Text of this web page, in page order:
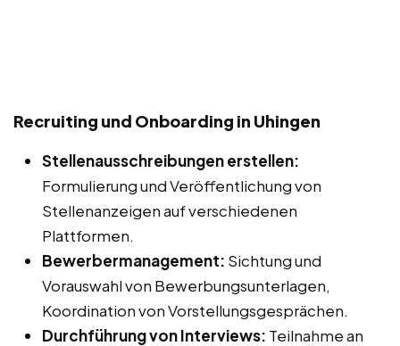
Recruiting und Onboarding in Uhingen
Stellenausschreibungen erstellen:
Formulierung und Veröffentlichung von
Stellenanzeigen auf verschiedenen
Plattformen.
Bewerbermanagement: Sichtung und
Vorauswahl von Bewerbungsunterlagen,
Koordination von Vorstellungsgesprächen.
Durchführung von Interviews: Teilnahme an